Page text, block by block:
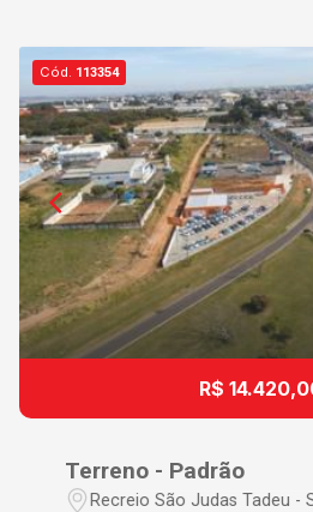
Cód. 113354
R$
Terreno - Padrão
Recreio São Judas Tadeu -